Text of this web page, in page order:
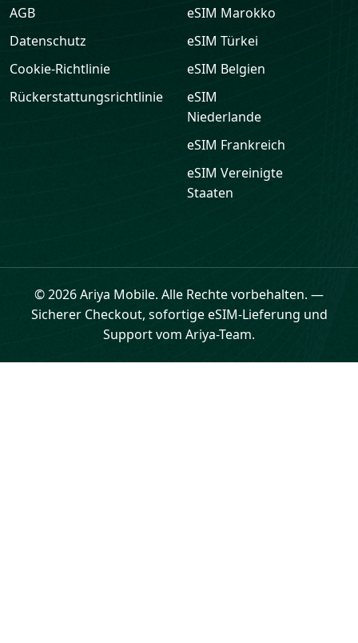
AGB
Datenschutz
Cookie-Richtlinie
Rückerstattungsrichtlinie
eSIM Marokko
eSIM Türkei
eSIM Belgien
eSIM
Niederlande
eSIM Frankreich
eSIM Vereinigte
Staaten
© 2026 Ariya Mobile. Alle Rechte vorbehalten. —
Sicherer Checkout, sofortige eSIM-Lieferung und
Support vom Ariya-Team.